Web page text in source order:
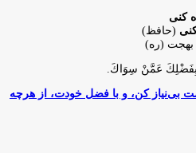
کنی
(حافظ)
بهجت (ره)
بِفَضْلِكَ عَمَّنْ سِوَاكَ‏.
بی‌نیاز کن، و با فضل خودت، از هرچه